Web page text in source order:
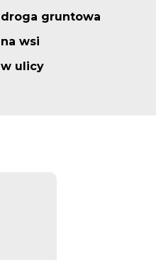
droga gruntowa
na wsi
w ulicy